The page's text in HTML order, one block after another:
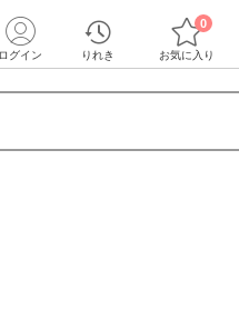
ログイン りれき お気に入り
0